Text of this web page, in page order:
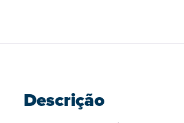
Descrição